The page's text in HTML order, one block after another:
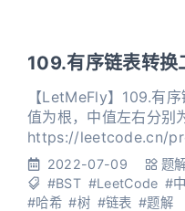
109.有序链表转换
【LetMeFly】109.有
值为根，中值左右分别
https://leetcode.cn/
list-to-binary-search-
点 head ，其中的元素
度平衡的二叉搜索树。 本题中，一个高度平衡二叉树
2022-07-09 题
#BST #LeetCode #
#哈希 #树 #链表 #题解